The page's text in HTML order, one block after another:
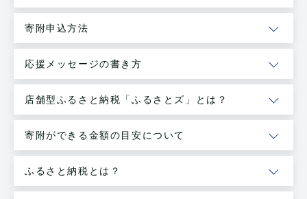
寄附申込方法
応援メッセージの書き方
店舗型ふるさと納税「ふるさとズ」とは？
寄附ができる金額の目安について
ふるさと納税とは？